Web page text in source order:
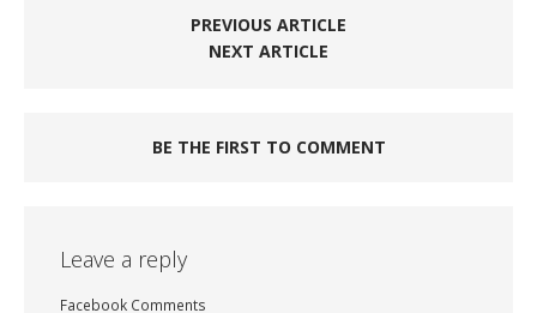
PREVIOUS ARTICLE
NEXT ARTICLE
BE THE FIRST TO COMMENT
Leave a reply
Facebook Comments